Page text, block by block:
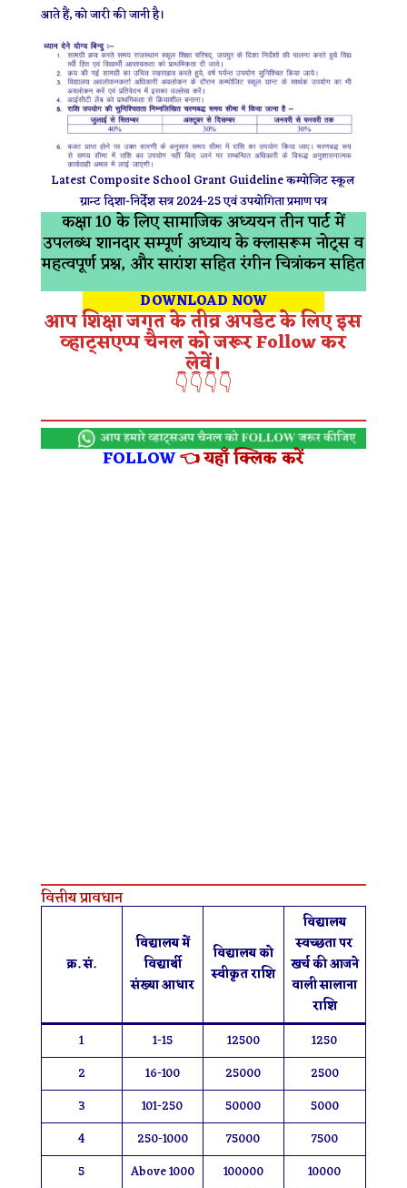
आते हैं, को जारी की जानी है।
Latest Composite School Grant Guideline कम्पोजिट स्कूल
ग्रान्ट दिशा-निर्देश सत्र 2024-25 एवं उपयोगिता प्रमाण पत्र
कक्षा 10 के लिए सामाजिक अध्ययन तीन पार्ट में
उपलब्ध शानदार सम्पूर्ण अध्याय के क्लासरूम नोट्स व
महत्वपूर्ण प्रश्न, और सारांश सहित रंगीन चित्रांकन सहित
DOWNLOAD NOW
आप शिक्षा जगत के तीव्र अपडेट के लिए इस
व्हाट्सएप्प चैनल को जरूर Follow कर
लेवें।
👇👇👇👇
FOLLOW👈 यहाँ क्लिक करें
वित्तीय प्रावधान
क्र. सं.
विद्यालय में
विद्यार्थी
संख्या आधार
विद्यालय को
स्वीकृत राशि
विद्यालय
स्वच्छता पर
खर्च की आजने
वाली सालाना
राशि
1
1-15 12500
1250
2
16-100 25000
2500
3
101-250 50000
5000
4
250-1000 75000
7500
5
Above 1000 100000
10000